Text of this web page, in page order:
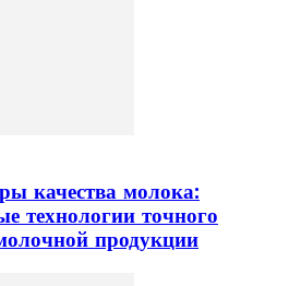
качества молока:
технологии точного
продукции